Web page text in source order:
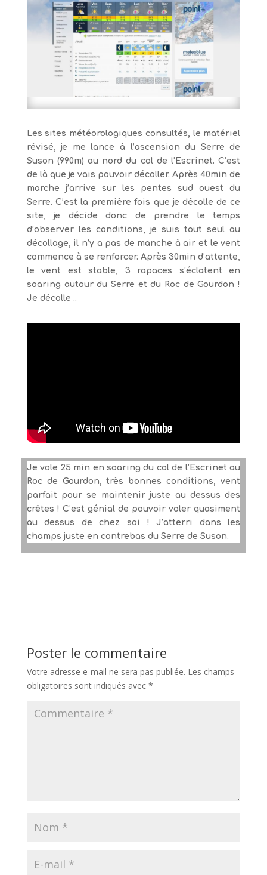
Les sites météorologiques consultés, le matériel
révisé, je me lance à l’ascension du Serre de
Suson (990m) au nord du col de l’Escrinet. C’est
de là que je vais pouvoir décoller. Après 40min de
marche j’arrive sur les pentes sud ouest du
Serre. C’est la première fois que je décolle de ce
site, je décide donc de prendre le temps
d’observer les conditions, je suis tout seul au
décollage, il n’y a pas de manche à air et le vent
commence à se renforcer. Après 30min d’attente,
le vent est stable, 3 rapaces s’éclatent en
soaring autour du Serre et du Roc de Gourdon !
Je décolle ..
Je vole 25 min en soaring du col de l’Escrinet au
Roc de Gourdon, très bonnes conditions, vent
parfait pour se maintenir juste au dessus des
crêtes ! C’est génial de pouvoir voler quasiment
au dessus de chez soi ! J’atterri dans les
champs juste en contrebas du Serre de Suson.
Poster le commentaire
Votre adresse e-mail ne sera pas publiée. Les champs
obligatoires sont indiqués avec *